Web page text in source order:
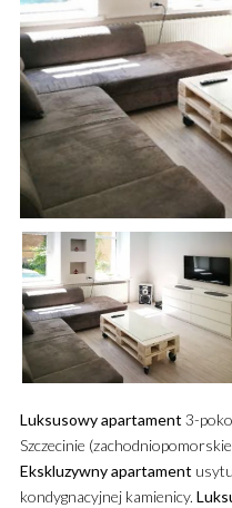
Luksusowyapartament 3-
Szczecinie
Ekskluzywnyapartament
kondygnacyjnej kamienicy.